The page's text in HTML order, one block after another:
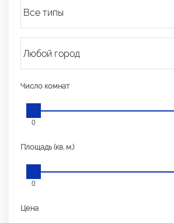
Число комнат
0
Площадь (кв. м.)
0
Цена